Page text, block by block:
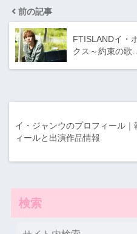
前の記事
FTISLANDイ・
クス～約束の歌…
イ・ジャンウのプロフィール｜
ィールと出演作品情報
検索